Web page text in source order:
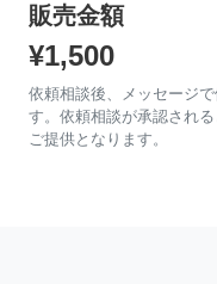
販売金額
¥1,500
依頼相談後、メッセージ
す。依頼相談が承認され
ご提供となります。